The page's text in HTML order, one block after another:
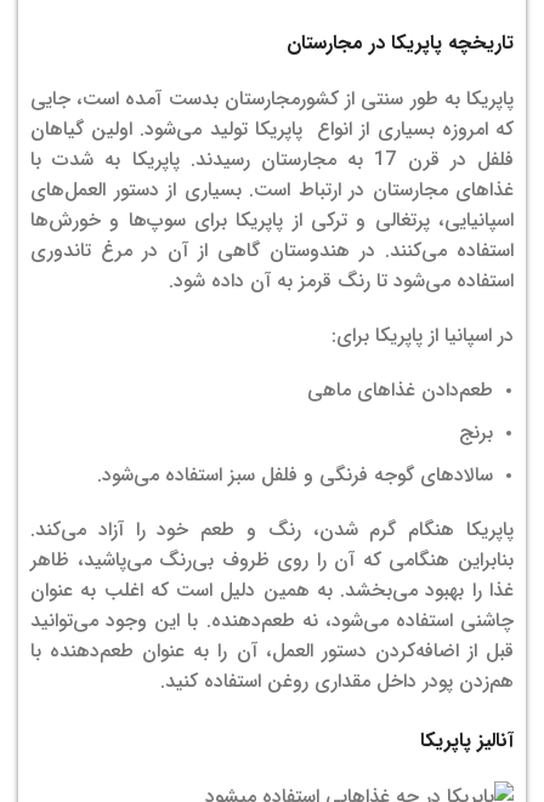
تاریخچه پاپریکا در مجارستان
پاپریکا به طور سنتی از کشورمجارستان بدست آمده است، جایی
که امروزه بسیاری از انواع پاپریکا تولید می‌شود. اولین گیاهان
فلفل در قرن 17 به مجارستان رسیدند.
پاپریکا به شدت با
غذاهای مجارستان در ارتباط است. بسیاری از دستور العمل‌های
اسپانیایی، پرتغالی و ترکی از پاپریکا برای سوپ‌ها و خورش‌ها
استفاده می‌کنند. در هندوستان گاهی از آن در مرغ تاندوری
استفاده می‌شود تا رنگ قرمز به آن داده شود.
در اسپانیا از پاپریکا برای:
طعم‌دادن غذاهای ماهی
برنج
سالادهای گوجه فرنگی و فلفل سبز استفاده می‌شود.
پاپریکا هنگام گرم شدن، رنگ و طعم خود را آزاد می‌کند.
بنابراین هنگامی که آن را روی ظروف بی‌رنگ می‌پاشید، ظاهر
غذا را بهبود می‌بخشد. به همین دلیل است که اغلب به عنوان
چاشنی استفاده می‌شود، نه طعم‌دهنده. با این وجود می‌توانید
قبل از اضافه‌کردن دستور العمل، آن را به عنوان طعم‌دهنده با
هم‌زدن پودر داخل مقداری روغن استفاده کنید.
آنالیز پاپریکا